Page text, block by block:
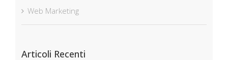
Web Marketing
Articoli Recenti